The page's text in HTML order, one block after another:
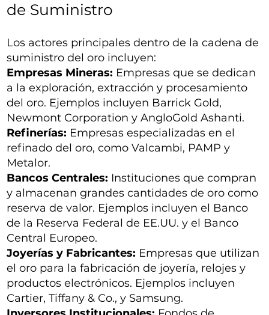
de Suministro
Los actores principales dentro de la cadena de
suministro del oro incluyen:
Empresas Mineras: Empresas que se dedican
a la exploración, extracción y procesamiento
del oro. Ejemplos incluyen Barrick Gold,
Newmont Corporation y AngloGold Ashanti.
Refinerías: Empresas especializadas en el
refinado del oro, como Valcambi, PAMP y
Metalor.
Bancos Centrales: Instituciones que compran
y almacenan grandes cantidades de oro como
reserva de valor. Ejemplos incluyen el Banco
de la Reserva Federal de EE.UU. y el Banco
Central Europeo.
Joyerías y Fabricantes: Empresas que utilizan
el oro para la fabricación de joyería, relojes y
productos electrónicos. Ejemplos incluyen
Cartier, Tiffany & Co., y Samsung.